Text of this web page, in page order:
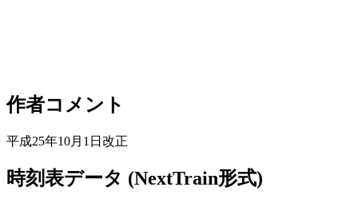
作者コメント
平成25年10月1日改正
時刻表データ (NextTrain形式)